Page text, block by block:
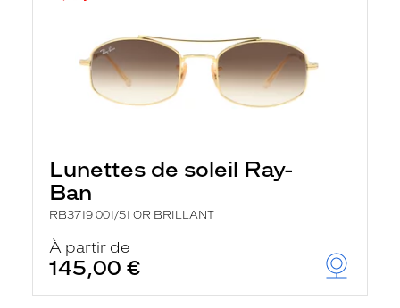
Lunettes de soleil Ray-
Ban
RB3719 001/51 OR BRILLANT
À partir de
145,00 €